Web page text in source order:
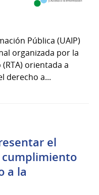
Pública (UAIP)
organizada por la
orientada a
derecho a...
el
a la